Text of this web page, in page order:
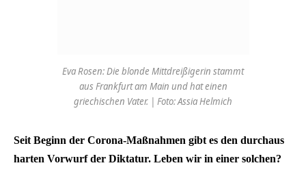
Eva Rosen: Die blonde Mittdreißigerin stammt
aus Frankfurt am Main und hat einen
griechischen Vater. | Foto: Assia Helmich
Seit Beginn der Corona-Maßnahmen gibt es den durchaus
harten Vorwurf der Diktatur. Leben wir in einer solchen?